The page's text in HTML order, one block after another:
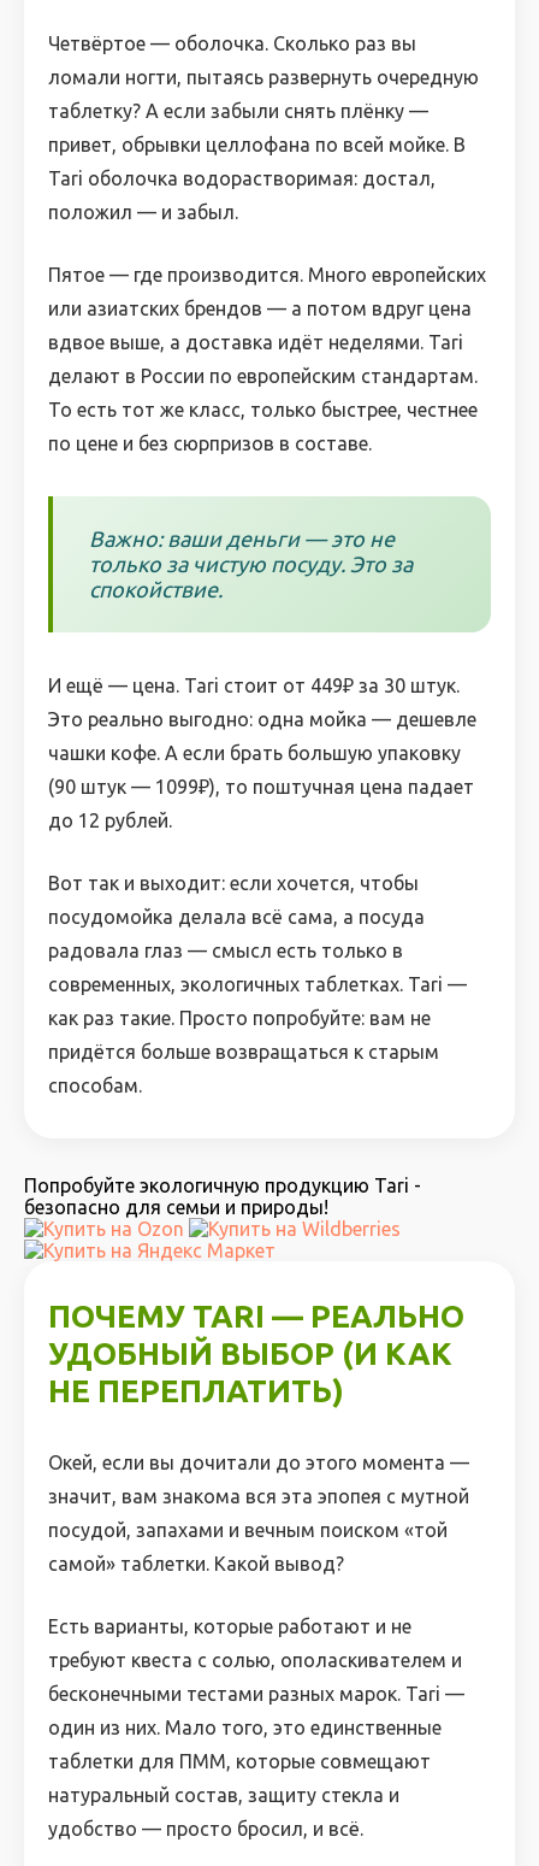
Четвёртое — оболочка. Сколько раз вы
ломали ногти, пытаясь развернуть очередную
таблетку? А если забыли снять плёнку —
привет, обрывки целлофана по всей мойке. В
Tari оболочка водорастворимая: достал,
положил — и забыл.
Пятое — где производится. Много европейских
или азиатских брендов — а потом вдруг цена
вдвое выше, а доставка идёт неделями. Tari
делают в России по европейским стандартам.
То есть тот же класс, только быстрее, честнее
по цене и без сюрпризов в составе.
Важно: ваши деньги — это не
только за чистую посуду. Это за
спокойствие.
И ещё — цена. Tari стоит от 449₽ за 30 штук.
Это реально выгодно: одна мойка — дешевле
чашки кофе. А если брать большую упаковку
(90 штук — 1099₽), то поштучная цена падает
до 12 рублей.
Вот так и выходит: если хочется, чтобы
посудомойка делала всё сама, а посуда
радовала глаз — смысл есть только в
современных, экологичных таблетках. Tari —
как раз такие. Просто попробуйте: вам не
придётся больше возвращаться к старым
способам.
Попробуйте экологичную продукцию Tari -
безопасно для семьи и природы!
ПОЧЕМУ TARI — РЕАЛЬНО
УДОБНЫЙ ВЫБОР (И КАК
НЕ ПЕРЕПЛАТИТЬ)
Окей, если вы дочитали до этого момента —
значит, вам знакома вся эта эпопея с мутной
посудой, запахами и вечным поиском «той
самой» таблетки. Какой вывод?
Есть варианты, которые работают и не
требуют квеста с солью, ополаскивателем и
бесконечными тестами разных марок. Tari —
один из них. Мало того, это единственные
таблетки для ПММ, которые совмещают
натуральный состав, защиту стекла и
удобство — просто бросил, и всё.